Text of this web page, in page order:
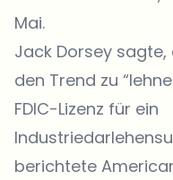
Mai.
Jack Dorsey
den Trend zu
FDIC-Lizenz für ein
berichtete